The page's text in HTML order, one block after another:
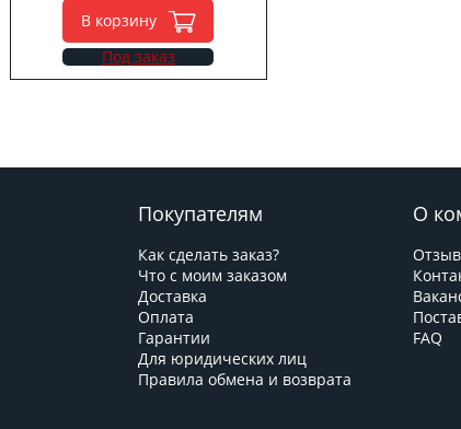
В корзину
Под заказ
Покупателям
Как сделать заказ?
Что с моим заказом
Доставка
Оплата
Гарантии
Для юридических лиц
Правила обмена и возврата
О
FAQ